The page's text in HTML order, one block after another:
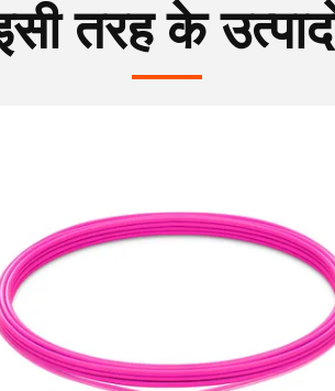
तरह के